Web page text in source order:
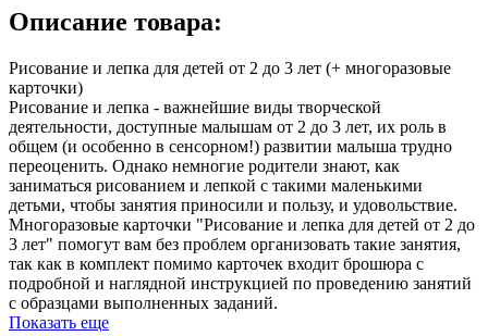
Описание товара:
Рисование и лепка для детей от 2 до 3 лет (+ многоразовые
карточки)
Рисование и лепка - важнейшие виды творческой
деятельности, доступные малышам от 2 до 3 лет, их роль в
общем (и особенно в сенсорном!) развитии малыша трудно
переоценить. Однако немногие родители знают, как
заниматься рисованием и лепкой с такими маленькими
детьми, чтобы занятия приносили и пользу, и удовольствие.
Многоразовые карточки "Рисование и лепка для детей от 2 до
3 лет" помогут вам без проблем организовать такие занятия,
так как в комплект помимо карточек входит брошюра с
подробной и наглядной инструкцией по проведению занятий
с образцами выполненных заданий.
Показать еще